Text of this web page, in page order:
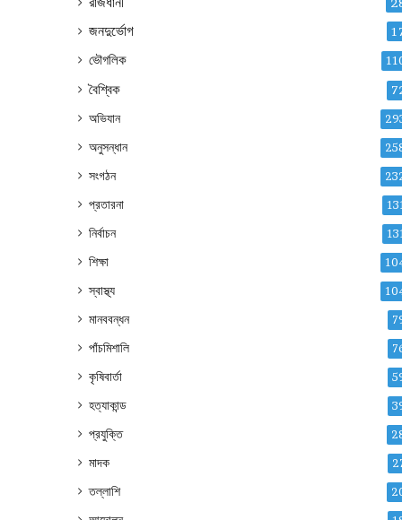
জনদুর্ভোগ
ভৌগলিক
বৈশ্বিক
অভিযান
অনুসন্ধান
সংগঠন
প্রতারনা
নির্বাচন
শিক্ষা
স্বাস্থ্য
মানববন্ধন
পাঁচমিশালি
কৃষিবার্তা
হত্যাকান্ড
প্রযুক্তি
মাদক
তল্লাশি